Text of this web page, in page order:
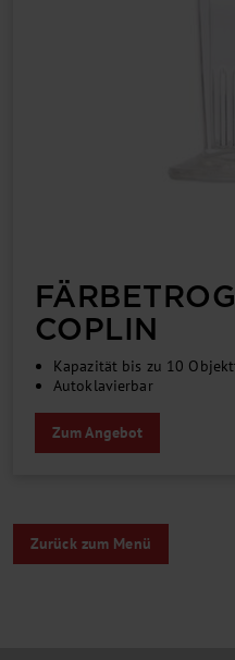
COPLIN
Kapazität bis zu 10
Autoklavierbar
Zum Angebot
Zurück zum Menü